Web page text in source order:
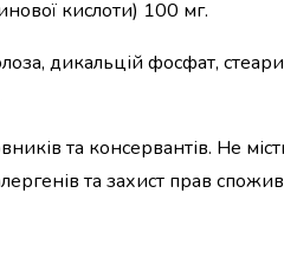
кислоти) 100 мг.
дикальцій фосфат,
та консервантів. Не
та захист прав